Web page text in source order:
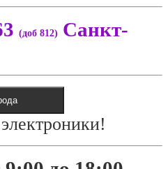
(доб 812) Санкт-